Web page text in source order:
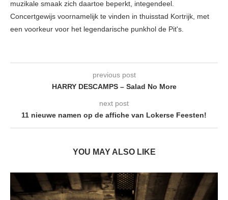
muzikale smaak zich daartoe beperkt, integendeel.
Concertgewijs voornamelijk te vinden in thuisstad Kortrijk, met
een voorkeur voor het legendarische punkhol de Pit's.
previous post
HARRY DESCAMPS – Salad No More
next post
11 nieuwe namen op de affiche van Lokerse Feesten!
YOU MAY ALSO LIKE